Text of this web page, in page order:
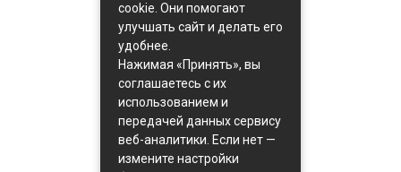
cookie. Они помогают
улучшать сайт и делать его
удобнее.
Нажимая «Принять», вы
соглашаетесь с их
использованием и
передачей данных сервису
веб-аналитики. Если нет —
измените настройки